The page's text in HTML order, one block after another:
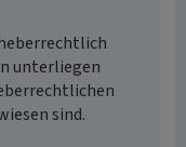
unterliegen
sind.